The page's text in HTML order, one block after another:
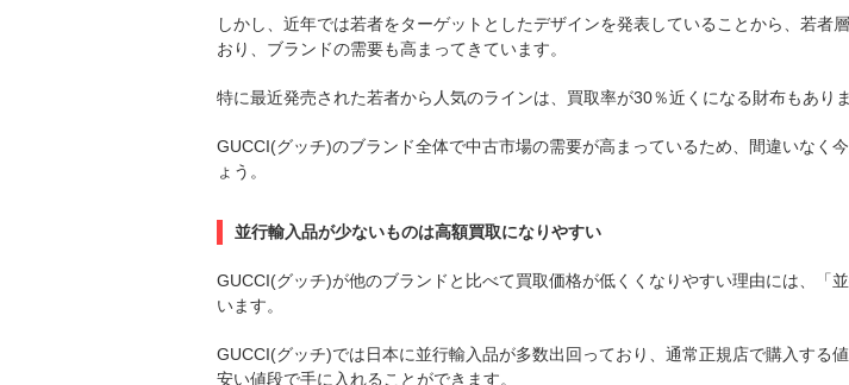
しかし、近年では若者をターゲットとしたデザインを発表していることから、若者
おり、ブランドの需要も高まってきています。
特に最近発売された若者から人気のラインは、買取率が30％近くになる財布もありま
GUCCI(グッチ)のブランド全体で中古市場の需要が高まっているため、間違いなく
ょう。
並行輸入品が少ないものは高額買取になりやすい
GUCCI(グッチ)が他のブランドと比べて買取価格が低くくなりやすい理由には、「
います。
GUCCI(グッチ)では日本に並行輸入品が多数出回っており、通常正規店で購入する
安い値段で手に入れることができます。